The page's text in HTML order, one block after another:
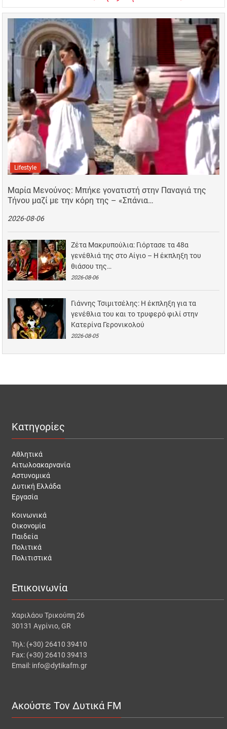
Lifestyle
Μαρία Μενούνος: Μπήκε γονατιστή στην Παναγιά της
Τήνου μαζί με την κόρη της – «Σπάνια…
2026-08-06
Ζέτα Μακρυπούλια: Γιόρτασε τα 48α
γενέθλιά της στο Αίγιο – Η έκπληξη του
θιάσου της…
2026-08-06
Γιάννης Τσιμιτσέλης: Η έκπληξη για τα
γενέθλια του και το τρυφερό φιλί στην
Κατερίνα Γερονικολού
2026-08-05
Κατηγορίες
Αθλητικά
Αιτωλοακαρνανία
Αστυνομικά
Δυτική Ελλάδα
Εργασία
Κοινωνικά
Οικονομία
Παιδεία
Πολιτικά
Πολιτιστικά
Επικοινωνία
Χαριλάου Τρικούπη 26
30131 Αγρίνιο, GR
Τηλ: (+30) 26410 39410
Fax: (+30) 26410 39413
Email: info@dytikafm.gr
Ακούστε Τον Δυτικά FM